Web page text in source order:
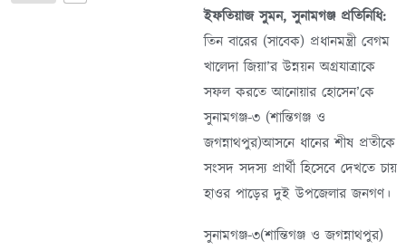
ইফতিয়াজ সুমন, সুনামগঞ্জ প্রতিনিধি:
তিন বারের (সাবেক) প্রধানমন্ত্রী বেগম
খালেদা জিয়া’র উন্নয়ন অগ্রযাত্রাকে
সফল করতে আনোয়ার হোসেন’কে
সুনামগঞ্জ-৩ (শান্তিগঞ্জ ও
জগন্নাথপুর)আসনে ধানের শীষ প্রতীকে
সংসদ সদস্য প্রার্থী হিসেবে দেখতে চায়
হাওর পাড়ের দুই উপজেলার জনগণ।
সুনামগঞ্জ-৩(শান্তিগঞ্জ ও জগন্নাথপুর)